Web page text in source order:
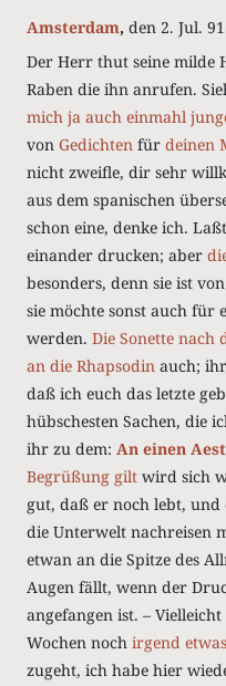
Amsterdam, den 2. Jul.
Der Herr thut seine milde
Raben die ihn anrufen.
mich ja auch einmahl
von Gedichten für deinen
nicht zweifle, dir sehr
aus dem spanischen
schon eine, denke ich.
einander drucken; aber
besonders, denn sie ist
sie möchte sonst auch für
werden. Die Sonette nach
an die Rhapsodin auch;
daß ich euch das letzte
hübschesten Sachen, die
ihr zu dem: An einen
Begrüßung gilt wird sich
gut, daß er noch lebt,
die Unterwelt nachreisen
etwan an die Spitze des
Augen fällt, wenn der
angefangen ist. –
Wochen noch irgend etwas
zugeht, ich habe hier